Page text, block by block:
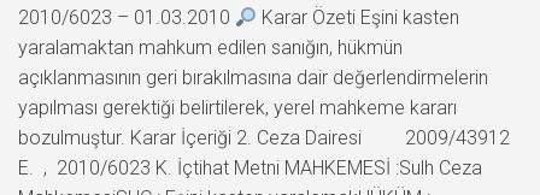
2010/6023 – 01.03.2010
Karar Özeti Eşini kasten
yaralamaktan mahkum edilen sanığın, hükmün
açıklanmasının geri bırakılmasına dair değerlendirmelerin
yapılması gerektiği belirtilerek, yerel mahkeme kararı
bozulmuştur. Karar İçeriği 2. Ceza Dairesi 2009/43912
E. , 2010/6023 K. İçtihat Metni MAHKEMESİ :Sulh Ceza